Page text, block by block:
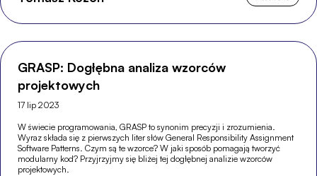
GRASP: Dogłębna analiza wzorców
projektowych
17 lip 2023
W świecie programowania, GRASP to synonim precyzji i zrozumienia.
Wyraz składa się z pierwszych liter słów General Responsibility Assignment
Software Patterns. Czym są te wzorce? W jaki sposób pomagają tworzyć
modularny kod? Przyjrzyjmy się bliżej tej dogłębnej analizie wzorców
projektowych.